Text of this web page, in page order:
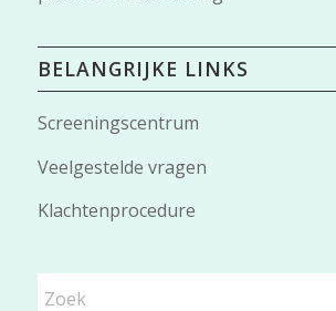
BELANGRIJKE LINKS
Screeningscentrum
Veelgestelde vragen
Klachtenprocedure